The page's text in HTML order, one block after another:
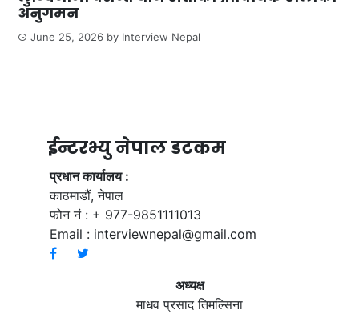
अनुगमन
June 25, 2026 by Interview Nepal
ईन्टरभ्यु नेपाल डटकम
प्रधान कार्यालय :
काठमाडौं, नेपाल
फोन नं : + 977-9851111013
Email : interviewnepal@gmail.com
अध्यक्ष
माधव प्रसाद तिमल्सिना